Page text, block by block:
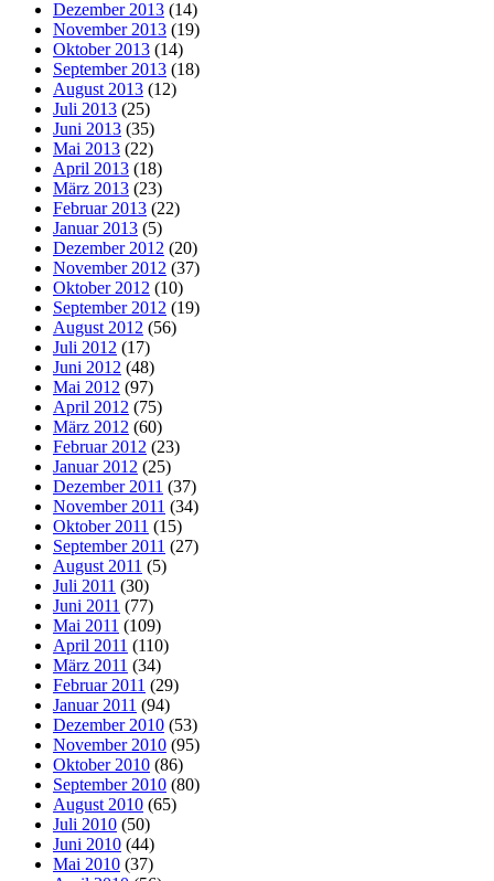
Dezember 2013 (14)
November 2013 (19)
Oktober 2013 (14)
September 2013 (18)
August 2013 (12)
Juli 2013 (25)
Juni 2013 (35)
Mai 2013 (22)
April 2013 (18)
März 2013 (23)
Februar 2013 (22)
Januar 2013 (5)
Dezember 2012 (20)
November 2012 (37)
Oktober 2012 (10)
September 2012 (19)
August 2012 (56)
Juli 2012 (17)
Juni 2012 (48)
Mai 2012 (97)
April 2012 (75)
März 2012 (60)
Februar 2012 (23)
Januar 2012 (25)
Dezember 2011 (37)
November 2011 (34)
Oktober 2011 (15)
September 2011 (27)
August 2011 (5)
Juli 2011 (30)
Juni 2011 (77)
Mai 2011 (109)
April 2011 (110)
März 2011 (34)
Februar 2011 (29)
Januar 2011 (94)
Dezember 2010 (53)
November 2010 (95)
Oktober 2010 (86)
September 2010 (80)
August 2010 (65)
Juli 2010 (50)
Juni 2010 (44)
Mai 2010 (37)